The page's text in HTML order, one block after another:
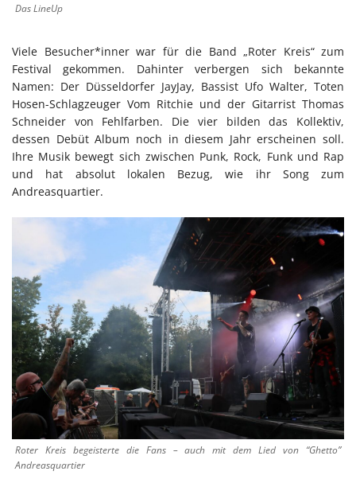
Das LineUp
Viele Besucher*inner war für die Band „Roter Kreis“ zum
Festival gekommen. Dahinter verbergen sich bekannte
Namen: Der Düsseldorfer JayJay, Bassist Ufo Walter, Toten
Hosen-Schlagzeuger Vom Ritchie und der Gitarrist Thomas
Schneider von Fehlfarben. Die vier bilden das Kollektiv,
dessen Debüt Album noch in diesem Jahr erscheinen soll.
Ihre Musik bewegt sich zwischen Punk, Rock, Funk und Rap
und hat absolut lokalen Bezug, wie ihr Song zum
Andreasquartier.
Roter Kreis begeisterte die Fans – auch mit dem Lied von “Ghetto”
Andreasquartier